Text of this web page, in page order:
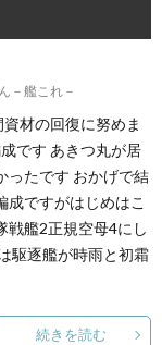
－艦これ－
材の回復に努めま
です あきつ丸が居
ったです おかげで結
ですがはじめはこ
戦艦2正規空母4にし
駆逐艦が時雨と初霜
続きを読む